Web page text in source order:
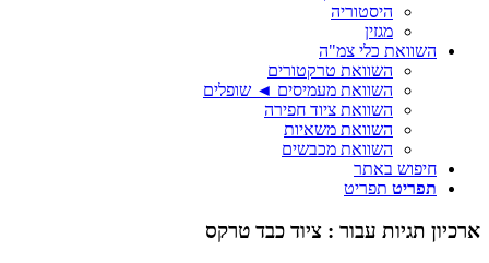
היסטוריה
מגזין
השוואת כלי צמ"ה
השוואת טרקטורים
השוואת מעמיסים ◄ שופלים
השוואת ציוד חפירה
השוואת משאיות
השוואת מכבשים
חיפוש באתר
תפריט תפריט
ארכיון תגיות עבור : ציוד כבד טרקס